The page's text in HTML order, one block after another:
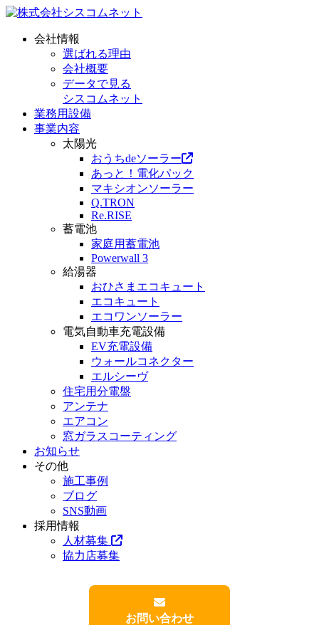
会社情報
選ばれる理由
会社概要
データで見る
シスコムネット
業務用設備
事業内容
太陽光
おうちdeソーラー
あっと！電化パック
マキシオンソーラー
Q.TRON
Re.RISE
蓄電池
家庭用蓄電池
Powerwall 3
給湯器
おひさまエコキュート
エコキュート
エコワンソーラー
電気自動車充電設備
EV充電設備
ウォールコネクター
エルシーヴ
住宅用分電盤
アンテナ
エアコン
窓ガラスコーティング
お知らせ
その他
施工事例
ブログ
SNS動画
採用情報
人材募集
協力店募集
お問い合わせ